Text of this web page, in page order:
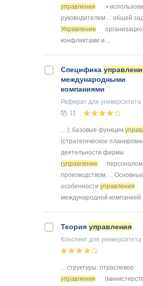
управления
: •
руководителем ... общей
Управление
конфликтами и ...
Специфика
международными
компаниями
Реферат для университета
11
... ); базовые функции
(стратегическое
деятельности фирмы
(управление
производством, ... Основные
особенности управления
международной компанией
Теория управления
Конспект для университета
... структуры: отраслевое
управления